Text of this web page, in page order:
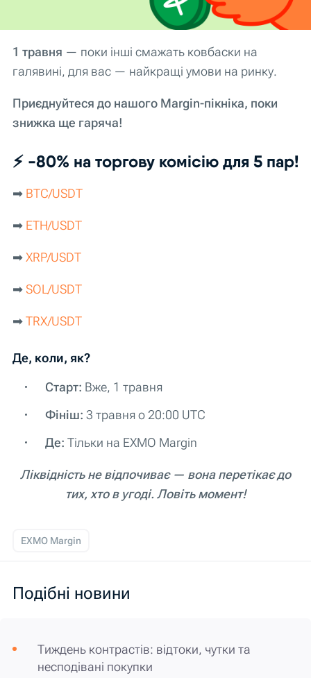
1 травня — поки інші смажать ковбаски на
галявині, для вас — найкращі умови на ринку.
Приєднуйтеся до нашого Margin-пікніка, поки
знижка ще гаряча!
⚡️ -80% на торгову комісію для 5 пар!
➡︎ BTC/USDT
➡︎ ETH/USDT
➡︎XRP/USDT
➡︎SOL/USDT
➡︎TRX/USDT
Де, коли, як?
Старт: Вже, 1 травня
Фініш: 3 травня о 20:00 UTC
Де: Тільки на EXMO Margin
Ліквідність не відпочиває — вона перетікає до
тих, хто в угоді. Ловіть момент!
EXMO Margin
Подібні новини
Тиждень контрастів: відтоки, чутки та
несподівані покупки